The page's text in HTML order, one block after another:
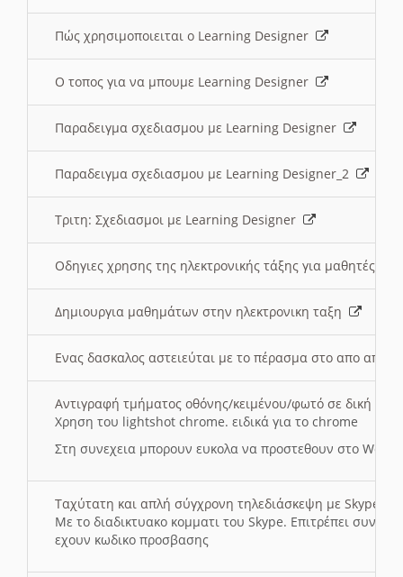
Πώς χρησιμοποιειται ο Learning Designer
O τοπος για να μπουμε Learning Designer
Παραδειγμα σχεδιασμου με Learning Designer
Παραδειγμα σχεδιασμου με Learning Designer_2
Τριτη: Σχεδιασμοι με Learning Designer
Οδηγιες χρησης της ηλεκτρονικής τάξης για μαθητές
Δημιουργια μαθημάτων στην ηλεκτρονικη ταξη
Ενας δασκαλος αστειεύται με το πέρασμα στο απο
Αντιγραφή τμήματος οθόνης/κειμένου/φωτό σε δική
Χρηση του lightshot chrome. ειδικά για το chrome
Στη συνεχεια μπορουν ευκολα να προστεθουν στο Word
Ταχύτατη και απλή σύγχρονη τηλεδιάσκεψη με Skype
Με το διαδικτυακο κομματι του Skype. Επιτρέπει
εχουν κωδικο προσβασης